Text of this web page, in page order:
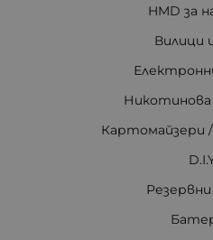
HMD за
Вилици
Картомайзери